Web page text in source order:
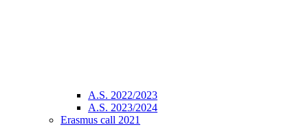
A.S. 2022/2023
A.S. 2023/2024
Erasmus call 2021